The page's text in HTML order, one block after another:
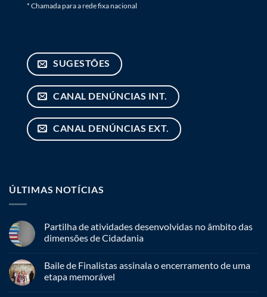
* Chamada para a rede fixa nacional
SUGESTÕES
CANAL DENÚNCIAS INT.
CANAL DENÚNCIAS EXT.
ÚLTIMAS NOTÍCIAS
Partilha de atividades desenvolvidas no âmbito das
dimensões de Cidadania
Baile de Finalistas assinala o encerramento de uma
etapa memorável